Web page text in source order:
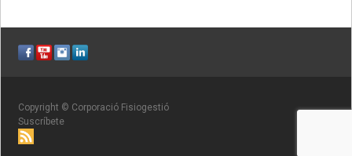
Copyright © Corporació Fisiogestió
Suscríbete